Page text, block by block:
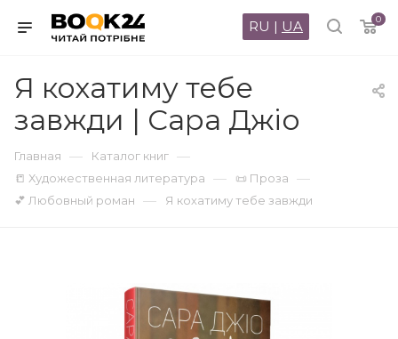
0
RU | UA
Я кохатиму тебе
завжди | Сара Джіо
Главная — Каталог книг —
📒 Художественная литература — 📜 Проза —
💕 Любовный роман — Я кохатиму тебе завжди